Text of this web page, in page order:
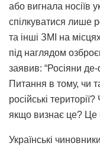
або вигнала носіїв
спілкуватися лише
та інші ЗМІ на
під наглядом
заявив: “Росіяни
Питання в тому, чи
російські
якщо визнає це? Це
Українські